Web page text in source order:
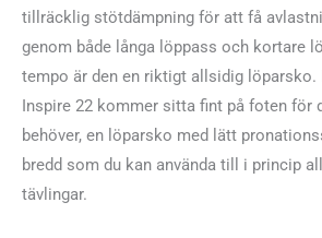
tillräcklig stötdämpning för att få
genom både långa löppass och kortare
tempo är den en riktigt allsidig löparsko.
Inspire 22 kommer sitta fint på foten för
behöver, en löparsko med lätt
bredd som du kan använda till i princip
tävlingar.